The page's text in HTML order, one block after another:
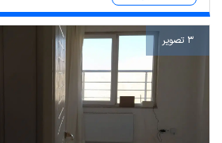
3 تصویر